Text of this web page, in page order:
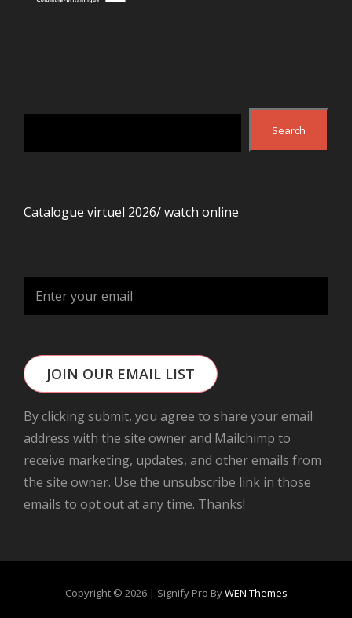
Search
Search
Catalogue virtuel 2026/ watch online
JOIN OUR EMAIL LIST
By clicking submit, you agree to share your email
address with the site owner and Mailchimp to
receive marketing, updates, and other emails from
the site owner. Use the unsubscribe link in those
emails to opt out at any time. Thanks!
Copyright © 2026 | Signify Pro ByWEN Themes